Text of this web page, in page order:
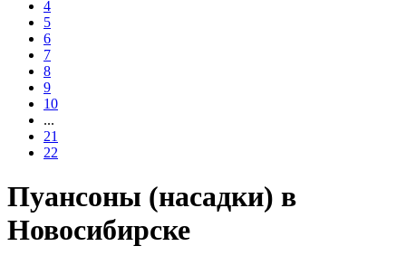
4
5
6
7
8
9
10
...
21
22
Пуансоны (насадки) в
Новосибирске